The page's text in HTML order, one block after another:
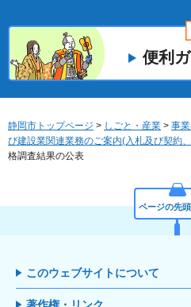
便利
静岡市トップページ > しごと・産業 > 事
び建設業関連業務のご案内(入札及び契約
格調査結果の公表
ページの先
このウェブサイトについて
著作権・リンク